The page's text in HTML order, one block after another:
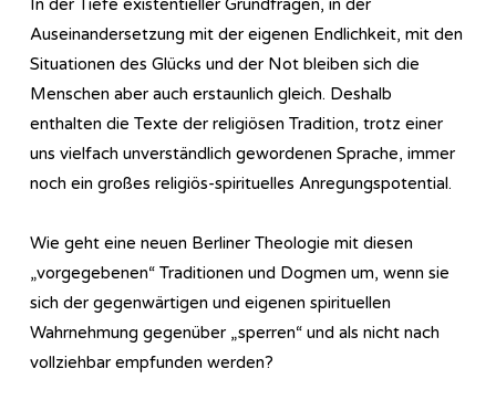
In der Tiefe existentieller Grundfragen, in der
Auseinandersetzung mit der eigenen Endlichkeit, mit den
Situationen des Glücks und der Not bleiben sich die
Menschen aber auch erstaunlich gleich. Deshalb
enthalten die Texte der religiösen Tradition, trotz einer
uns vielfach unverständlich gewordenen Sprache, immer
noch ein großes religiös-spirituelles Anregungspotential.
Wie geht eine neuen Berliner Theologie mit diesen
„vorgegebenen“ Traditionen und Dogmen um, wenn sie
sich der gegenwärtigen und eigenen spirituellen
Wahrnehmung gegenüber „sperren“ und als nicht nach
vollziehbar empfunden werden?